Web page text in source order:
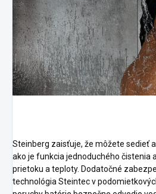
Steinberg zaisťuje, že môžete sedieť
ako je funkcia jednoduchého čistenia
prietoku a teploty. Dodatočné
technológia Steintec v